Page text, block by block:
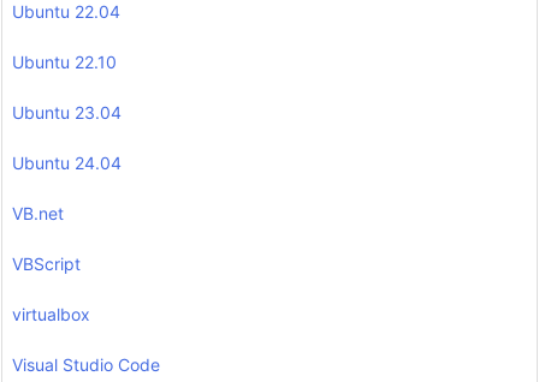
Ubuntu 22.04
Ubuntu 22.10
Ubuntu 23.04
Ubuntu 24.04
VB.net
VBScript
virtualbox
Visual Studio Code